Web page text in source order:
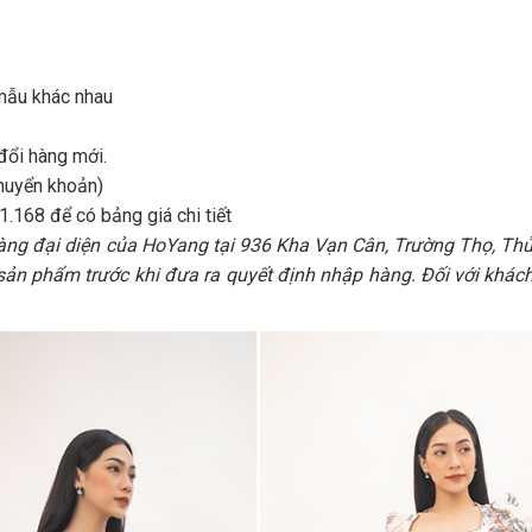
khác nhau
hàng mới.
khoản)
để có bảng giá chi tiết
đại diện của HoYang tại 936 Kha Vạn Cân, Trường Thọ,
phẩm trước khi đưa ra quyết định nhập hàng. Đối với